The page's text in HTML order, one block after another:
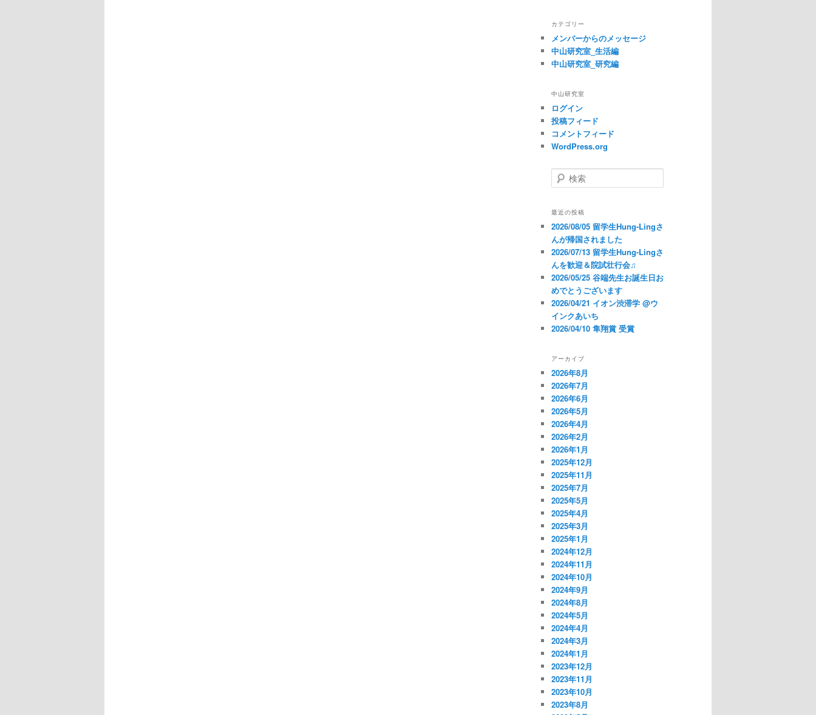
カテゴリー
メンバーからのメッセージ
中山研究室_生活編
中山研究室_研究編
中山研究室
ログイン
投稿フィード
コメントフィード
WordPress.org
検
索
最近の投稿
2026/08/05 留学生Hung-Lingさ
んが帰国されました
2026/07/13 留学生Hung-Lingさ
んを歓迎＆院試壮行会♫
2026/05/25 谷端先生お誕生日お
めでとうございます
2026/04/21 イオン渋滞学 @ウ
インクあいち
2026/04/10 隼翔賞 受賞
アーカイブ
2026年8月
2026年7月
2026年6月
2026年5月
2026年4月
2026年2月
2026年1月
2025年12月
2025年11月
2025年7月
2025年5月
2025年4月
2025年3月
2025年1月
2024年12月
2024年11月
2024年10月
2024年9月
2024年8月
2024年5月
2024年4月
2024年3月
2024年1月
2023年12月
2023年11月
2023年10月
2023年8月